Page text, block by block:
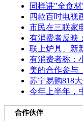
同样讲"全食
四款百吋电视
市民在三联家
有消费者反映
联上炉具、新
有消费者称：
美的合作参与
苏宁易购818
今年上半年，
合作伙伴